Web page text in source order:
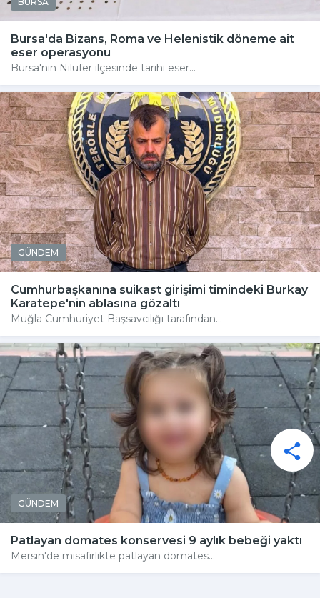
Bursa'da Bizans, Roma ve Helenistik döneme ait
eser operasyonu
Bursa'nın Nilüfer ilçesinde tarihi eser...
GÜNDEM
Cumhurbaşkanına suikast girişimi timindeki Burkay
Karatepe'nin ablasına gözaltı
Muğla Cumhuriyet Başsavcılığı tarafından...
GÜNDEM
Patlayan domates konservesi 9 aylık bebeği yaktı
Mersin'de misafirlikte patlayan domates...